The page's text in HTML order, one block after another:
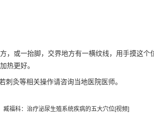
，或一抬脚，交界地方有一横纹线，用手摸这
热更好。
灸等相关操作请咨询当地医院医师。
臧福科：治疗泌尿生殖系统疾病的五大穴位[视频]